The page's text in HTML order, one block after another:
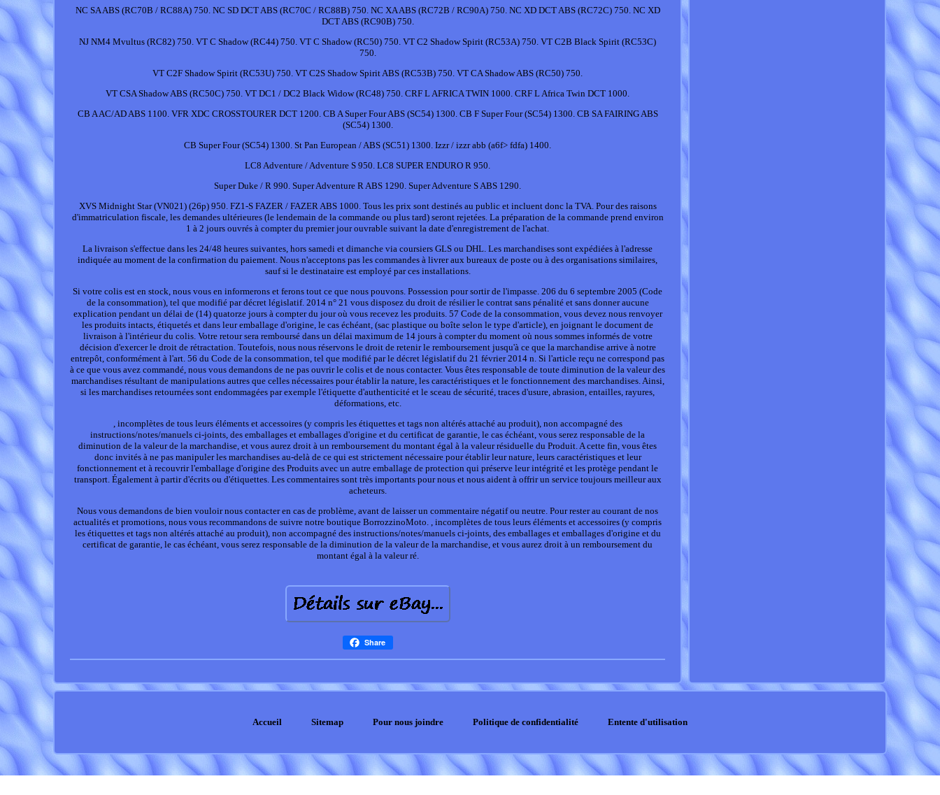
NC SA ABS (RC70B / RC88A) 750. NC SD DCT ABS (RC70C / RC88B) 750. NC XA ABS (RC72B / RC90A) 750. NC XD DCT ABS (RC72C) 750. NC XD
DCT ABS (RC90B) 750.
NJ NM4 Mvultus (RC82) 750. VT C Shadow (RC44) 750. VT C Shadow (RC50) 750. VT C2 Shadow Spirit (RC53A) 750. VT C2B Black Spirit (RC53C)
750.
VT C2F Shadow Spirit (RC53U) 750. VT C2S Shadow Spirit ABS (RC53B) 750. VT CA Shadow ABS (RC50) 750.
VT CSA Shadow ABS (RC50C) 750. VT DC1 / DC2 Black Widow (RC48) 750. CRF L AFRICA TWIN 1000. CRF L Africa Twin DCT 1000.
CB A AC/AD ABS 1100. VFR XDC CROSSTOURER DCT 1200. CB A Super Four ABS (SC54) 1300. CB F Super Four (SC54) 1300. CB SA FAIRING ABS
(SC54) 1300.
CB Super Four (SC54) 1300. St Pan European / ABS (SC51) 1300. Izzr / izzr abb (a6f> fdfa) 1400.
LC8 Adventure / Adventure S 950. LC8 SUPER ENDURO R 950.
Super Duke / R 990. Super Adventure R ABS 1290. Super Adventure S ABS 1290.
XVS Midnight Star (VN021) (26p) 950. FZ1-S FAZER / FAZER ABS 1000. Tous les prix sont destinés au public et incluent donc la TVA. Pour des raisons
d'immatriculation fiscale, les demandes ultérieures (le lendemain de la commande ou plus tard) seront rejetées. La préparation de la commande prend environ
1 à 2 jours ouvrés à compter du premier jour ouvrable suivant la date d'enregistrement de l'achat.
La livraison s'effectue dans les 24/48 heures suivantes, hors samedi et dimanche via coursiers GLS ou DHL. Les marchandises sont expédiées à l'adresse
indiquée au moment de la confirmation du paiement. Nous n'acceptons pas les commandes à livrer aux bureaux de poste ou à des organisations similaires,
sauf si le destinataire est employé par ces installations.
Si votre colis est en stock, nous vous en informerons et ferons tout ce que nous pouvons. Possession pour sortir de l'impasse. 206 du 6 septembre 2005 (Code
de la consommation), tel que modifié par décret législatif. 2014 n° 21 vous disposez du droit de résilier le contrat sans pénalité et sans donner aucune
explication pendant un délai de (14) quatorze jours à compter du jour où vous recevez les produits. 57 Code de la consommation, vous devez nous renvoyer
les produits intacts, étiquetés et dans leur emballage d'origine, le cas échéant, (sac plastique ou boîte selon le type d'article), en joignant le document de
livraison à l'intérieur du colis. Votre retour sera remboursé dans un délai maximum de 14 jours à compter du moment où nous sommes informés de votre
décision d'exercer le droit de rétractation. Toutefois, nous nous réservons le droit de retenir le remboursement jusqu'à ce que la marchandise arrive à notre
entrepôt, conformément à l'art. 56 du Code de la consommation, tel que modifié par le décret législatif du 21 février 2014 n. Si l'article reçu ne correspond pas
à ce que vous avez commandé, nous vous demandons de ne pas ouvrir le colis et de nous contacter. Vous êtes responsable de toute diminution de la valeur des
marchandises résultant de manipulations autres que celles nécessaires pour établir la nature, les caractéristiques et le fonctionnement des marchandises. Ainsi,
si les marchandises retournées sont endommagées par exemple l'étiquette d'authenticité et le sceau de sécurité, traces d'usure, abrasion, entailles, rayures,
déformations, etc.
, incomplètes de tous leurs éléments et accessoires (y compris les étiquettes et tags non altérés attaché au produit), non accompagné des
instructions/notes/manuels ci-joints, des emballages et emballages d'origine et du certificat de garantie, le cas échéant, vous serez responsable de la
diminution de la valeur de la marchandise, et vous aurez droit à un remboursement du montant égal à la valeur résiduelle du Produit. A cette fin, vous êtes
donc invités à ne pas manipuler les marchandises au-delà de ce qui est strictement nécessaire pour établir leur nature, leurs caractéristiques et leur
fonctionnement et à recouvrir l'emballage d'origine des Produits avec un autre emballage de protection qui préserve leur intégrité et les protège pendant le
transport. Également à partir d'écrits ou d'étiquettes. Les commentaires sont très importants pour nous et nous aident à offrir un service toujours meilleur aux
acheteurs.
Nous vous demandons de bien vouloir nous contacter en cas de problème, avant de laisser un commentaire négatif ou neutre. Pour rester au courant de nos
actualités et promotions, nous vous recommandons de suivre notre boutique BorrozzinoMoto. , incomplètes de tous leurs éléments et accessoires (y compris
les étiquettes et tags non altérés attaché au produit), non accompagné des instructions/notes/manuels ci-joints, des emballages et emballages d'origine et du
certificat de garantie, le cas échéant, vous serez responsable de la diminution de la valeur de la marchandise, et vous aurez droit à un remboursement du
montant égal à la valeur ré.
Share
Accueil Sitemap Pour nous joindre Politique de confidentialité Entente d'utilisation